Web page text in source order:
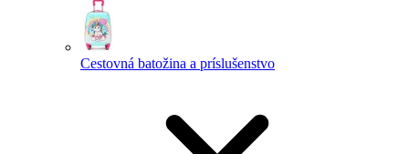
Cestovná batožina a príslušenstvo